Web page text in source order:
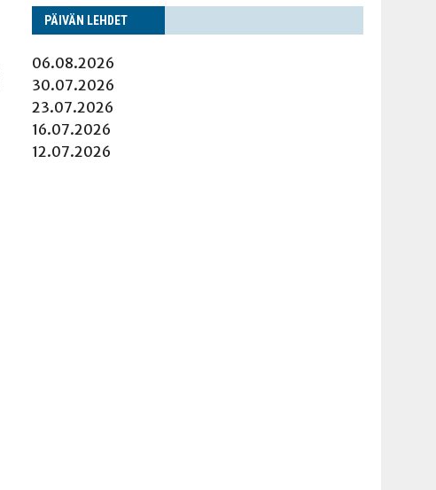
PÄI­VÄN LEHDET
06.08.2026
30.07.2026
23.07.2026
16.07.2026
12.07.2026